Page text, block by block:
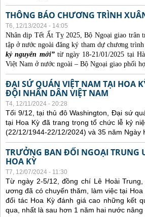
THÔNG BÁO CHƯƠNG TRÌNH
T6, 12/13/2024 - 14:05
Nhân dịp Tết Ất Tỵ 2025, Bộ Ngoại giao trân
tập ở nước ngoài đăng ký tham dự chương
kỷ nguyên mới”từ ngày 18-21/01/2025 tại
Việt Nam ở nước ngoài – Bộ Ngoại giao phối
ĐẠI SỨ QUÁN VIỆT NAM TẠI HOA
ĐỘI NHÂN DÂN VIỆT NAM
T4, 12/11/2024 - 20:28
Tối 9/12, tại thủ đô Washington, Đại sứ
tại Hoa Kỳ đã trang trọng tổ chức lễ kỷ
(22/12/1944-22/12/2024) và 35 năm
TRƯỞNG BAN ĐỐI NGOẠI TRUNG
HOA KỲ
T7, 12/07/2024 - 11:30
Từ ngày 2-5/12, đồng chí Lê Hoài
ương đã có chuyến thăm, làm việc tại
đối tác Hoa Kỳ đánh giá cao những kết
qua, nhất là sau hơn 1 năm hai nước